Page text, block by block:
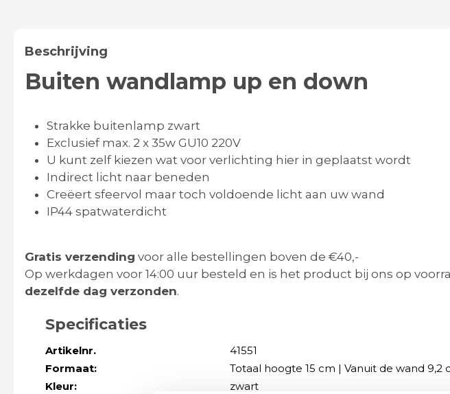
Beschrijving
Buiten wandlamp up en down
Strakke buitenlamp zwart
Exclusief max. 2 x 35w GU10 220V
U kunt zelf kiezen wat voor verlichting hier in geplaatst wordt
Indirect licht naar beneden
Creëert sfeervol maar toch voldoende licht aan uw wand
IP44 spatwaterdicht
Gratis verzending voor alle bestellingen boven de €40,-
Op werkdagen voor 14:00 uur besteld en is het product bij ons op
dezelfde dag verzonden.
Specificaties
Artikelnr.
41551
Formaat:
Totaal hoogte 15 cm | Vanuit de wand 9,2
Kleur:
zwart